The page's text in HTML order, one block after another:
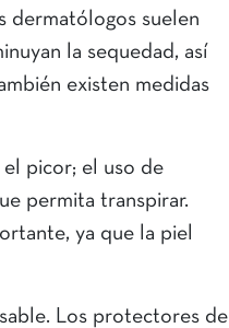
dermatólogos suelen
la sequedad, así
existen medidas
el picor; el uso de
permita transpirar.
ya que la piel
Los protectores de